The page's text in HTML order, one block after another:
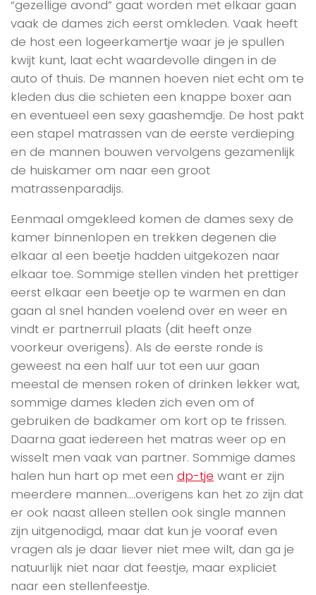
“gezellige avond” gaat worden met elkaar gaan
vaak de dames zich eerst omkleden. Vaak heeft
de host een logeerkamertje waar je je spullen
kwijt kunt, laat echt waardevolle dingen in de
auto of thuis. De mannen hoeven niet echt om te
kleden dus die schieten een knappe boxer aan
en eventueel een sexy gaashemdje. De host pakt
een stapel matrassen van de eerste verdieping
en de mannen bouwen vervolgens gezamenlijk
de huiskamer om naar een groot
matrassenparadijs.
Eenmaal omgekleed komen de dames sexy de
kamer binnenlopen en trekken degenen die
elkaar al een beetje hadden uitgekozen naar
elkaar toe. Sommige stellen vinden het prettiger
eerst elkaar een beetje op te warmen en dan
gaan al snel handen voelend over en weer en
vindt er partnerruil plaats (dit heeft onze
voorkeur overigens). Als de eerste ronde is
geweest na een half uur tot een uur gaan
meestal de mensen roken of drinken lekker wat,
sommige dames kleden zich even om of
gebruiken de badkamer om kort op te frissen.
Daarna gaat iedereen het matras weer op en
wisselt men vaak van partner. Sommige dames
halen hun hart op met een dp-tje want er zijn
meerdere mannen….overigens kan het zo zijn dat
er ook naast alleen stellen ook single mannen
zijn uitgenodigd, maar dat kun je vooraf even
vragen als je daar liever niet mee wilt, dan ga je
natuurlijk niet naar dat feestje, maar expliciet
naar een stellenfeestje.